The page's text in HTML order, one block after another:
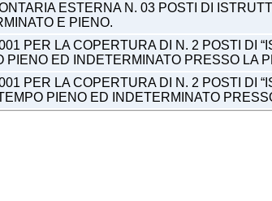
ESTERNA N. 03 POSTI DI
E PIENO.
PER LA COPERTURA DI N. 2 POSTI DI
PIENO ED INDETERMINATO PRESSO LA
PER LA COPERTURA DI N. 2 POSTI DI
PIENO ED INDETERMINATO